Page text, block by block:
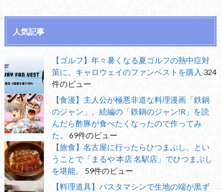
人気記事
【ゴルフ】年々暑くなる夏ゴルフの熱中症対
策に。キャロウェイのファンベストを購入 324
件のビュー
【食漫】主人公が極悪非道な料理漫画「鉄鍋
のジャン」。続編の「鉄鍋のジャン!R」を読
んだら酢豚が食べたくなったので作ってみ
た。
69件のビュー
【旅食】名古屋に行ったらひつまぶし、とい
うことで「まるや 本店 名駅店」でひつまぶし
を堪能。
59件のビュー
【料理道具】パスタマシンで生地の端が黒ず